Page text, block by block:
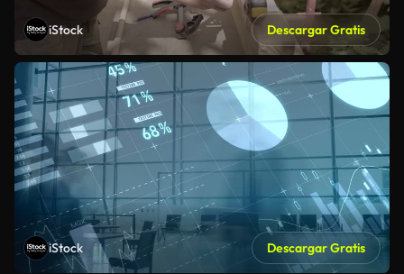
iStock Descargar Gratis
iStock Descargar Gratis